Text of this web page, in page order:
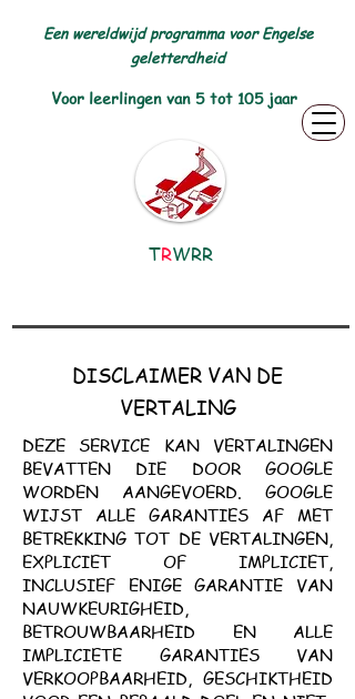
Een wereldwijd programma voor Engelse
geletterdheid
Voor leerlingen van 5 tot 105 jaar
TRWRR
DISCLAIMER VAN DE
VERTALING
DEZE SERVICE KAN VERTALINGEN
BEVATTEN DIE DOOR GOOGLE
WORDEN AANGEVOERD. GOOGLE
WIJST ALLE GARANTIES AF MET
BETREKKING TOT DE VERTALINGEN,
EXPLICIET OF IMPLICIET,
INCLUSIEF ENIGE GARANTIE VAN
NAUWKEURIGHEID,
BETROUWBAARHEID EN ALLE
IMPLICIETE GARANTIES VAN
VERKOOPBAARHEID, GESCHIKTHEID